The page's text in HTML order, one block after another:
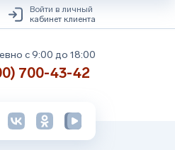
Войти в личный
кабинет клиента
с 9:00 до 18:00
700-43-42